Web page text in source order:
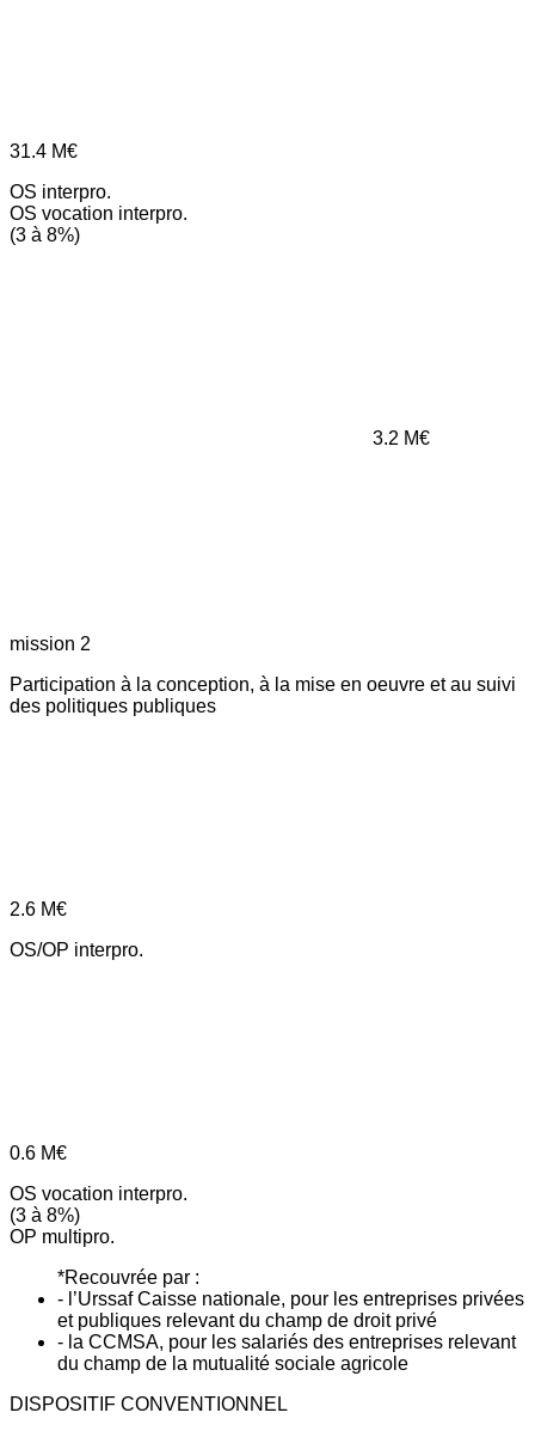
31.4 M€
OS interpro.
OS vocation interpro.
(3 à 8%)
3.2 M€
mission 2
Participation à la conception, à la mise en oeuvre et au suivi
des politiques publiques
2.6 M€
OS/OP interpro.
0.6 M€
OS vocation interpro.
(3 à 8%)
OP multipro.
*Recouvrée par :
- l’Urssaf Caisse nationale, pour les entreprises privées
et publiques relevant du champ de droit privé
- la CCMSA, pour les salariés des entreprises relevant
du champ de la mutualité sociale agricole
DISPOSITIF CONVENTIONNEL